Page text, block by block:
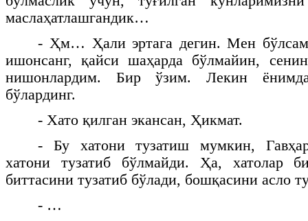
маслаҳатлашгандик…
- Ҳм… Ҳали эртага дегин. Мен
ишонсанг, қайси шаҳарда бўлмайин,
нишонлардим. Бир ўзим. Лекин
бўлардинг.
- Хато қилган экансан, Ҳикмат.
- Бу хатони тузатиш мумкин,
хатони тузатиб бўлмайди. Ҳа, хатолар
биттасини тузатиб бўлади, бошқасини асло
- …